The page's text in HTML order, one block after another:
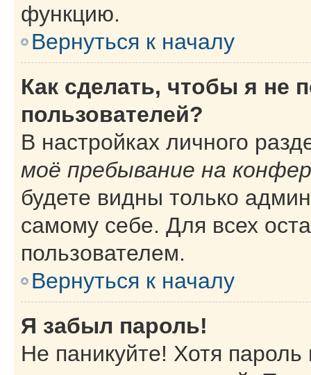
функцию.
Вернуться к началу
Как сделать, чтобы я не
пользователей?
В настройках личного
моё пребывание на
будете видны только
самому себе. Для всех
пользователем.
Вернуться к началу
Я забыл пароль!
Не паникуйте! Хотя